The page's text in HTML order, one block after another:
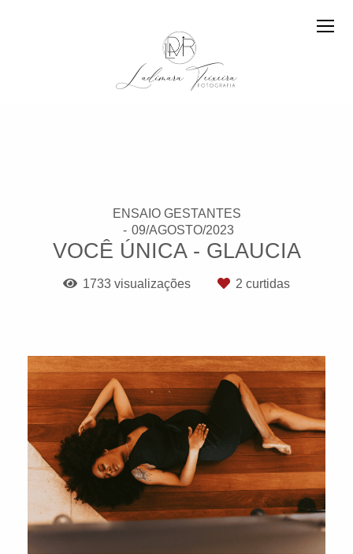
ENSAIO GESTANTES
09/AGOSTO/2023
VOCÊ ÚNICA - GLAUCIA
1733 visualizações 2 curtidas